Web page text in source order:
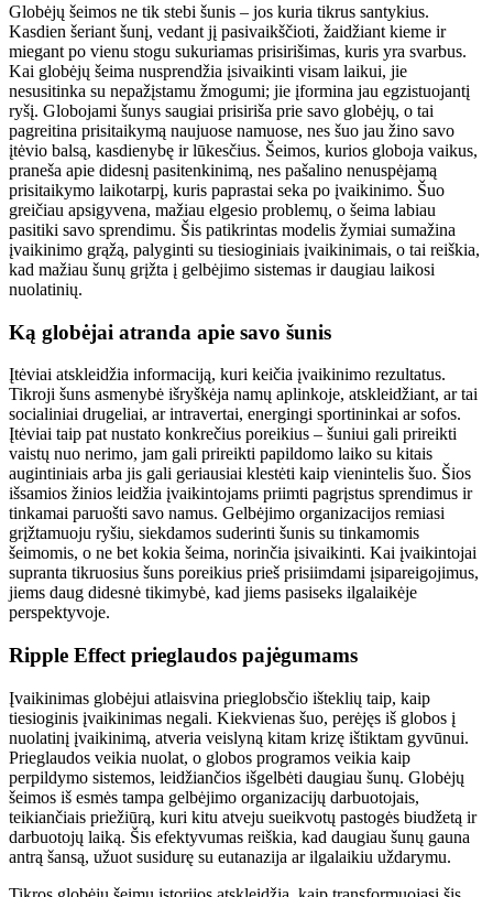
Globėjų šeimos ne tik stebi šunis – jos kuria tikrus santykius.
Kasdien šeriant šunį, vedant jį pasivaikščioti, žaidžiant kieme ir
miegant po vienu stogu sukuriamas prisirišimas, kuris yra svarbus.
Kai globėjų šeima nusprendžia įsivaikinti visam laikui, jie
nesusitinka su nepažįstamu žmogumi; jie įformina jau egzistuojantį
ryšį. Globojami šunys saugiai prisiriša prie savo globėjų, o tai
pagreitina prisitaikymą naujuose namuose, nes šuo jau žino savo
įtėvio balsą, kasdienybę ir lūkesčius. Šeimos, kurios globoja vaikus,
praneša apie didesnį pasitenkinimą, nes pašalino nenuspėjamą
prisitaikymo laikotarpį, kuris paprastai seka po įvaikinimo. Šuo
greičiau apsigyvena, mažiau elgesio problemų, o šeima labiau
pasitiki savo sprendimu. Šis patikrintas modelis žymiai sumažina
įvaikinimo grąžą, palyginti su tiesioginiais įvaikinimais, o tai reiškia,
kad mažiau šunų grįžta į gelbėjimo sistemas ir daugiau laikosi
nuolatinių.
Ką globėjai atranda apie savo šunis
Įtėviai atskleidžia informaciją, kuri keičia įvaikinimo rezultatus.
Tikroji šuns asmenybė išryškėja namų aplinkoje, atskleidžiant, ar tai
socialiniai drugeliai, ar intravertai, energingi sportininkai ar sofos.
Įtėviai taip pat nustato konkrečius poreikius – šuniui gali prireikti
vaistų nuo nerimo, jam gali prireikti papildomo laiko su kitais
augintiniais arba jis gali geriausiai klestėti kaip vienintelis šuo. Šios
išsamios žinios leidžia įvaikintojams priimti pagrįstus sprendimus ir
tinkamai paruošti savo namus. Gelbėjimo organizacijos remiasi
grįžtamuoju ryšiu, siekdamos suderinti šunis su tinkamomis
šeimomis, o ne bet kokia šeima, norinčia įsivaikinti. Kai įvaikintojai
supranta tikruosius šuns poreikius prieš prisiimdami įsipareigojimus,
jiems daug didesnė tikimybė, kad jiems pasiseks ilgalaikėje
perspektyvoje.
Ripple Effect prieglaudos pajėgumams
Įvaikinimas globėjui atlaisvina prieglobsčio išteklių taip, kaip
tiesioginis įvaikinimas negali. Kiekvienas šuo, perėjęs iš globos į
nuolatinį įvaikinimą, atveria veislyną kitam krizę ištiktam gyvūnui.
Prieglaudos veikia nuolat, o globos programos veikia kaip
perpildymo sistemos, leidžiančios išgelbėti daugiau šunų. Globėjų
šeimos iš esmės tampa gelbėjimo organizacijų darbuotojais,
teikiančiais priežiūrą, kuri kitu atveju sueikvotų pastogės biudžetą ir
darbuotojų laiką. Šis efektyvumas reiškia, kad daugiau šunų gauna
antrą šansą, užuot susidurę su eutanazija ar ilgalaikiu uždarymu.